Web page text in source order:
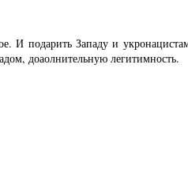
подарить Западу и
доаолнительную легитимность.